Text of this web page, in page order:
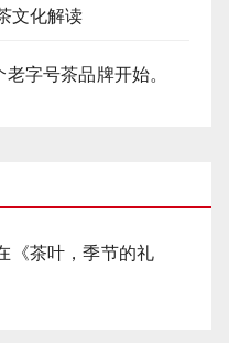
文化解读
字号茶品牌开始。
《茶叶，季节的礼